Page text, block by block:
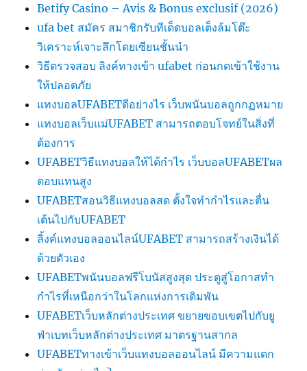
Betify Casino – Avis & Bonus exclusif (2026)
ufa bet สมัคร สมาชิกรับทีเด็ดบอลเต็งล้มโต๊ะ
วิเคราะห์เจาะลึกโดยเซียนชั้นนำ
วิธีตรวจสอบ ลิงค์ทางเข้า ufabet ก่อนกดเข้าใช้งาน
ให้ปลอดภัย
แทงบอลUFABETดีอย่างไร เว็บพนันบอลถูกกฏหมาย
แทงบอลเว็บแม่UFABET สามารถตอบโจทย์ในสิ่งที่
ต้องการ
UFABETวิธีแทงบอลให้ได้กำไร เว็บบอลUFABETผล
ตอบแทนสูง
UFABETสอนวิธีแทงบอลสด ตั้งใจทำกำไรและตื่น
เต้นไปกับUFABET
ลิ้งค์แทงบอลออนไลน์UFABET สามารถสร้างเงินได้
ด้วยตัวเอง
UFABETพนันบอลฟรีโบนัสสูงสุด ประตูสู่โอกาสทำ
กำไรที่เหนือกว่าในโลกแห่งการเดิมพัน
UFABETเว็บหลักต่างประเทศ ขยายขอบเขตไปกับยู
ฟ่าเบทเว็บหลักต่างประเทศ มาตรฐานสากล
UFABETทางเข้าเว็บแทงบอลออนไลน์ มีความแตก